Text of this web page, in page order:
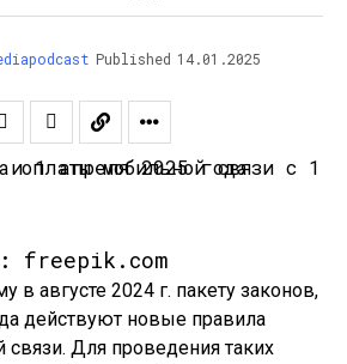
Published 14.01.2025
freepik.com
в августе 2024 г. пакету законов,
действуют новые правила
Для проведения таких